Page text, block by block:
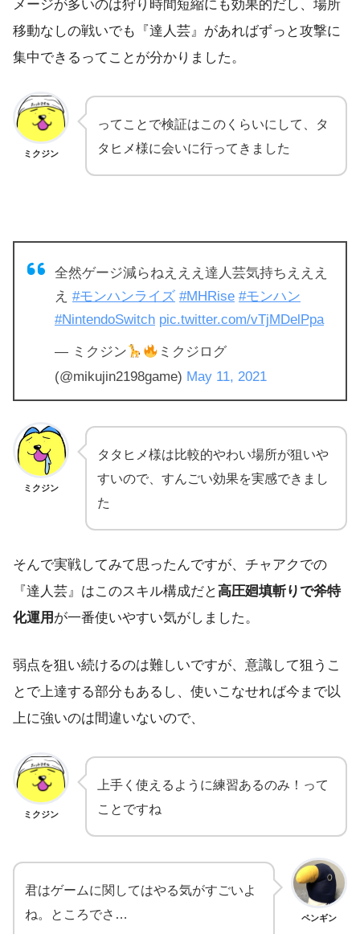
メージが多いのは狩り時間短縮にも効果的だし、場所
移動なしの戦いでも『達人芸』があればずっと攻撃に
集中できるってことが分かりました。
ミクジン
ってことで検証はこのくらいにして、タ
タヒメ様に会いに行ってきました
全然ゲージ減らねえええ達人芸気持ちえええ
え #モンハンライズ #MHRise #モンハン
#NintendoSwitch pic.twitter.com/vTjMDelPpa
— ミクジン
ミクジログ
(@mikujin2198game) May 11, 2021
ミクジン
タタヒメ様は比較的やわい場所が狙いや
すいので、すんごい効果を実感できまし
た
そんで実戦してみて思ったんですが、チャアクでの
『達人芸』はこのスキル構成だと高圧廻填斬りで斧特
化運用 が一番使いやすい気がしました。
弱点を狙い続けるのは難しいですが、意識して狙うこ
とで上達する部分もあるし、使いこなせれば今まで以
上に強いのは間違いないので、
ミクジン
上手く使えるように練習あるのみ！って
ことですね
ペンギン
君はゲームに関してはやる気がすごいよ
ね。ところでさ…